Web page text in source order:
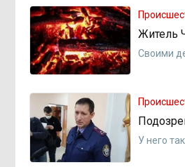
Житель
Своими
У него